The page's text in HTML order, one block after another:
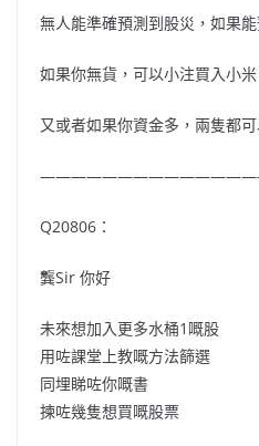
無人能準確預測到股災，如果
如果你無貨，可以小注買入小
又或者如果你資金多，兩隻都
Q20806：
龔Sir 你好
未來想加入更多水桶1嘅股
用咗課堂上教嘅方法篩選
同埋睇咗你嘅書
揀咗幾隻想買嘅股票